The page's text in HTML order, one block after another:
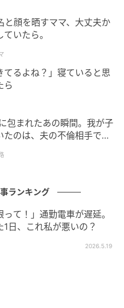
になっていて、取り
イント。薄手の半袖T
10枚、長袖トレーナー
入れられます。
ていないので、下着な
納におすすめ！ ブラジ
枚、ショーツ(レディー
ます。MとSそれぞれ
クラク♪
ボストンバッグ」
顔を晒すママ、大丈夫か
いたら。
るよね？」寝ていると思
ら
まれたあの瞬間。我が子
たのは、夫の不倫相手でし
ランキング
って！」通勤電車が遅延。
日、これ私が悪いの？
2026.5.19